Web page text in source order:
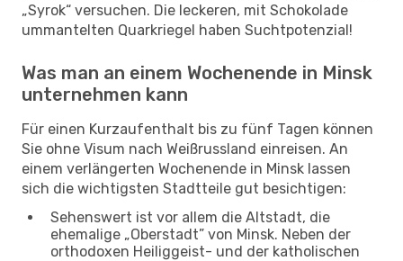
„Syrok“ versuchen. Die leckeren, mit Schokolade
ummantelten Quarkriegel haben Suchtpotenzial!
Was man an einem Wochenende in Minsk
unternehmen kann
Für einen Kurzaufenthalt bis zu fünf Tagen können
Sie ohne Visum nach Weißrussland einreisen. An
einem verlängerten Wochenende in Minsk lassen
sich die wichtigsten Stadtteile gut besichtigen:
Sehenswert ist vor allem die Altstadt, die
ehemalige „Oberstadt” von Minsk. Neben der
orthodoxen Heiliggeist- und der katholischen